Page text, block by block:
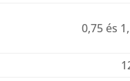
0,75 és